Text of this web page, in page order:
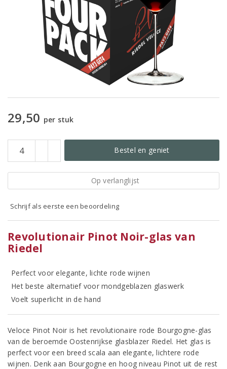
29,50 per stuk
Bestel en geniet
Op verlanglijst
Schrijf als eerste een beoordeling
Revolutionair Pinot Noir-glas van
Riedel
Perfect voor elegante, lichte rode wijnen
Het beste alternatief voor mondgeblazen glaswerk
Voelt superlicht in de hand
Veloce Pinot Noir is het revolutionaire rode Bourgogne-glas
van de beroemde Oostenrijkse glasblazer Riedel. Het glas is
perfect voor een breed scala aan elegante, lichtere rode
wijnen. Denk aan Bourgogne en hoog niveau Pinot uit de rest